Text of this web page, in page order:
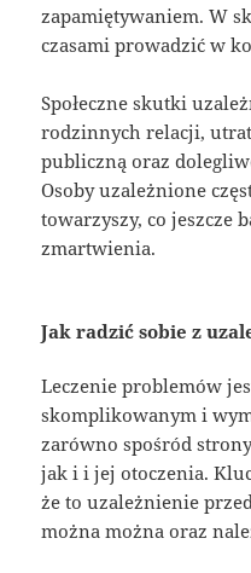
zapamiętywaniem. W
czasami prowadzić w
Społeczne skutki
rodzinnych relacji,
publiczną oraz
Osoby uzależnione
towarzyszy, co jeszcze
zmartwienia.
Jak radzić sobie z
Leczenie problemów
skomplikowanym i
zarówno spośród
jak i i jej otoczenia.
że to uzależnienie
można można oraz